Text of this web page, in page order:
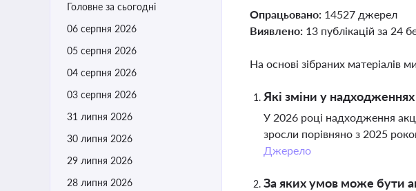
Головне за сьогодні
06 серпня 2026
05 серпня 2026
04 серпня 2026
03 серпня 2026
31 липня 2026
30 липня 2026
29 липня 2026
28 липня 2026
Опрацьовано: 14527 джерел
Виявлено: 13 публікацій за 24
На основі зібраних матеріалів
Які зміни у
У 2026 році надходження
зросли порівняно з 2025
Джерело
За яких умов може бути